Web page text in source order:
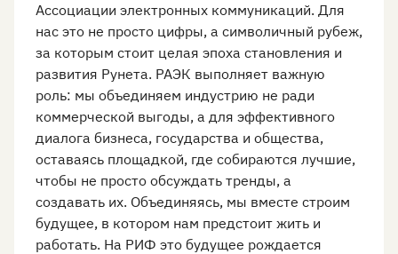
Ассоциации электронных коммуникаций. Для
нас это не просто цифры, а символичный рубеж,
за которым стоит целая эпоха становления и
развития Рунета. РАЭК выполняет важную
роль: мы объединяем индустрию не ради
коммерческой выгоды, а для эффективного
диалога бизнеса, государства и общества,
оставаясь площадкой, где собираются лучшие,
чтобы не просто обсуждать тренды, а
создавать их. Объединяясь, мы вместе строим
будущее, в котором нам предстоит жить и
работать. На РИФ это будущее рождается